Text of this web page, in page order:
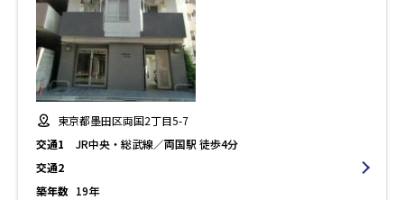
東京都墨田区両国2丁目5-7
交通1
JR中央・総武線／両国駅 徒歩4分
交通2
築年数 19年